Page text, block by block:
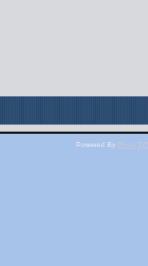
Powered By Phen